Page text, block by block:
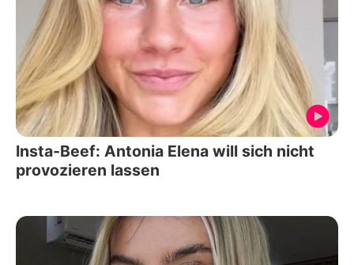
Insta-Beef: Antonia Elena will sich nicht
provozieren lassen